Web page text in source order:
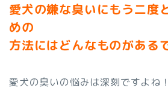
愛犬の嫌な臭いにもう二度
めの
方法にはどんなものがある
愛犬の臭いの悩みは深刻ですよね！